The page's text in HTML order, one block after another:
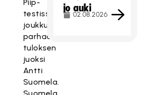
Piip-
testissä
joukkueen
parhaan
tuloksen
juoksi
Antti
Suomela.
m
ä
s
i
s
ä
l
t
jo auki
02.08.2026